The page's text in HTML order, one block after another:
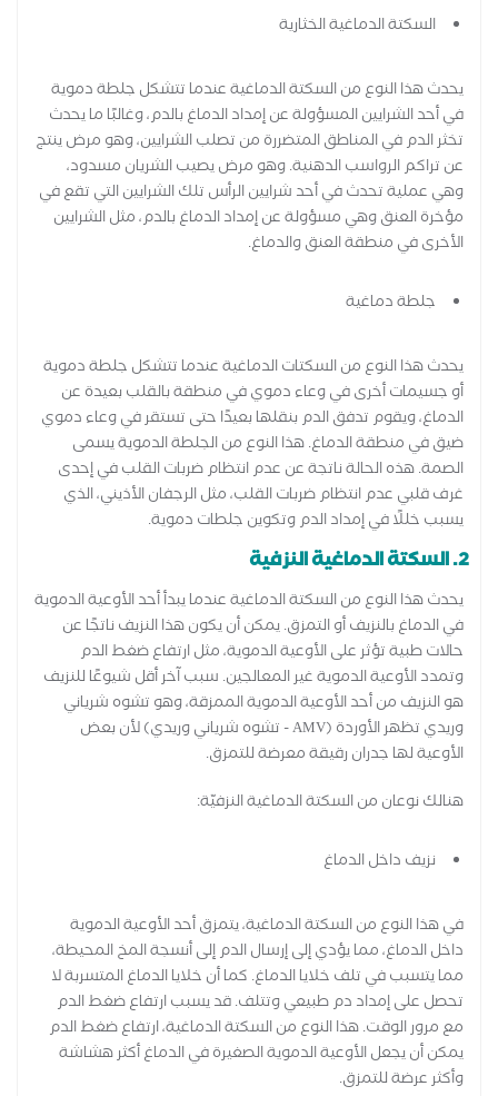
السكتة الدماغية الخثارية
يحدث هذا النوع من السكتة الدماغية عندما تتشكل جلطة دموية
في أحد الشرايين المسؤولة عن إمداد الدماغ بالدم، وغالبًا ما يحدث
تخثر الدم في المناطق المتضررة من تصلب الشرايين، وهو مرض ينتج
عن تراكم الرواسب الدهنية. وهو مرض يصيب الشريان مسدود،
وهي عملية تحدث في أحد شرايين الرأس تلك الشرايين التي تقع في
مؤخرة العنق وهي مسؤولة عن إمداد الدماغ بالدم، مثل الشرايين
الأخرى في منطقة العنق والدماغ.
جلطة دماغية
يحدث هذا النوع من السكتات الدماغية عندما تتشكل جلطة دموية
أو جسيمات أخرى في وعاء دموي في منطقة بالقلب بعيدة عن
الدماغ، ويقوم تدفق الدم بنقلها بعيدًا حتى تستقر في وعاء دموي
ضيق في منطقة الدماغ. هذا النوع من الجلطة الدموية يسمى
الصمة. هذه الحالة ناتجة عن عدم انتظام ضربات القلب في إحدى
غرف قلبي عدم انتظام ضربات القلب، مثل الرجفان الأذيني، الذي
يسبب خللًا في إمداد الدم وتكوين جلطات دموية.
2. السكتة الدماغية النزفية
يحدث هذا النوع من السكتة الدماغية عندما يبدأ أحد الأوعية الدموية
في الدماغ بالنزيف أو التمزق. يمكن أن يكون هذا النزيف ناتجًا عن
حالات طبية تؤثر على الأوعية الدموية، مثل ارتفاع ضغط الدم
وتمدد الأوعية الدموية غير المعالجين. سبب آخر أقل شيوعًا للنزيف
هو النزيف من أحد الأوعية الدموية الممزقة، وهو تشوه شرياني
وريدي تظهر الأوردة (AMV - تشوه شرياني وريدي) لأن بعض
الأوعية لها جدران رقيقة معرضة للتمزق.
هنالك نوعان من السكتة الدماغية النزفيّة:
نزيف داخل الدماغ
في هذا النوع من السكتة الدماغية، يتمزق أحد الأوعية الدموية
داخل الدماغ، مما يؤدي إلى إرسال الدم إلى أنسجة المخ المحيطة،
مما يتسبب في تلف خلايا الدماغ. كما أن خلايا الدماغ المتسربة لا
تحصل على إمداد دم طبيعي وتتلف. قد يسبب ارتفاع ضغط الدم
مع مرور الوقت. هذا النوع من السكتة الدماغية، ارتفاع ضغط الدم
يمكن أن يجعل الأوعية الدموية الصغيرة في الدماغ أكثر هشاشة
وأكثر عرضة للتمزق.